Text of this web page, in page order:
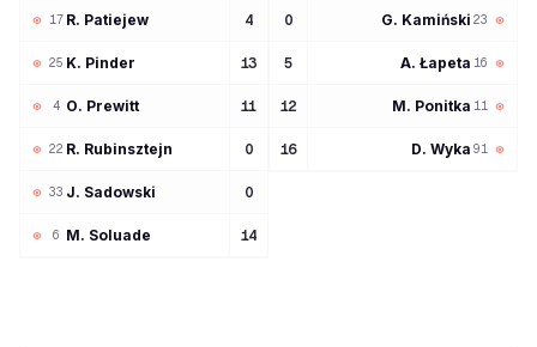
17 R Patiejew 4
25 K Pinder 13
4 O Prewitt 11
22 R Rubinsztejn 0
33 J Sadowski 0
6 M Soluade 14
23
G Kamiński
0
16
A Łapeta
5
11
M Ponitka
12
91
D Wyka
16